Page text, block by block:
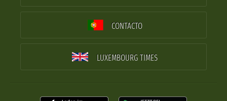
CONTACTO
LUXEMBOURG TIMES